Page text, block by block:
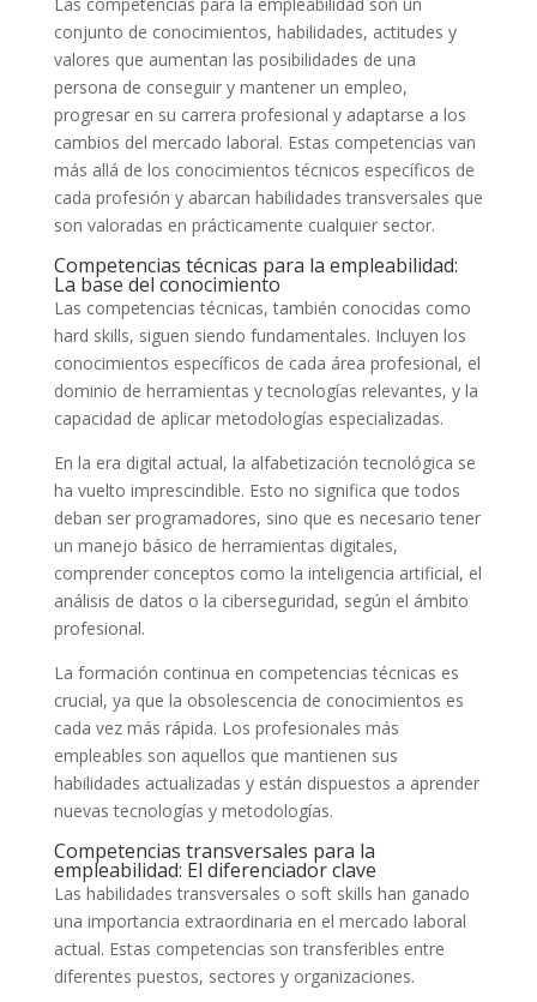
conjunto de conocimientos, habilidades, actitudes y
valores que aumentan las posibilidades de una
persona de conseguir y mantener un empleo,
progresar en su carrera profesional y adaptarse a los
cambios del mercado laboral. Estas competencias van
más allá de los conocimientos técnicos específicos de
cada profesión y abarcan habilidades transversales que
son valoradas en prácticamente cualquier sector.
Competencias técnicas para la empleabilidad:
La base del conocimiento
Las competencias técnicas, también conocidas como
hard skills, siguen siendo fundamentales. Incluyen los
conocimientos específicos de cada área profesional, el
dominio de herramientas y tecnologías relevantes, y la
capacidad de aplicar metodologías especializadas.
En la era digital actual, la alfabetización tecnológica se
ha vuelto imprescindible. Esto no significa que todos
deban ser programadores, sino que es necesario tener
un manejo básico de herramientas digitales,
comprender conceptos como la inteligencia artificial, el
análisis de datos o la ciberseguridad, según el ámbito
profesional.
La formación continua en competencias técnicas es
crucial, ya que la obsolescencia de conocimientos es
cada vez más rápida. Los profesionales más
empleables son aquellos que mantienen sus
habilidades actualizadas y están dispuestos a aprender
nuevas tecnologías y metodologías.
Competencias transversales para la
empleabilidad: El diferenciador clave
Las habilidades transversales o soft skills han ganado
una importancia extraordinaria en el mercado laboral
actual. Estas competencias son transferibles entre
diferentes puestos, sectores y organizaciones.